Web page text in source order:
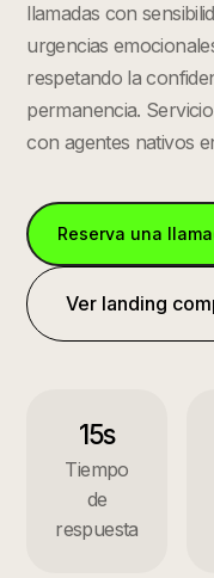
llamadas con
urgencias
respetando la
permanencia.
con agentes nativos
Reserva una
Ver landing
15s
Tiempo
de
respuesta